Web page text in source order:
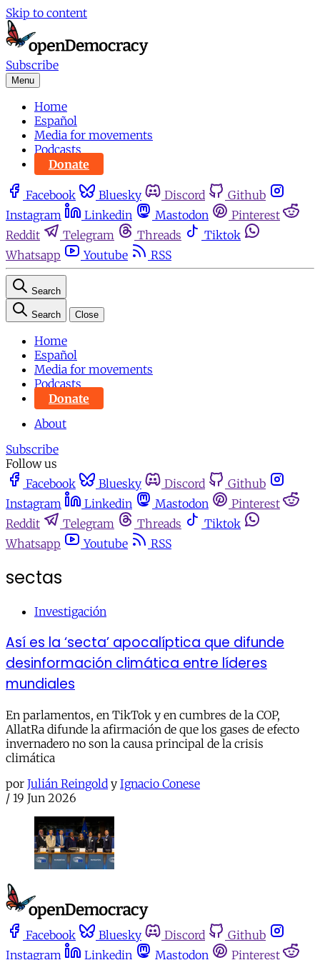
Skip to content
Subscribe
Menu
Home
Español
Media for movements
Podcasts
Donate
Facebook Bluesky Discord
Github
Instagram
Linkedin Mastodon
Pinterest
Reddit
Telegram Threads
Tiktok
Whatsapp
Youtube RSS
Search
Search Close
Home
Español
Media for movements
Podcasts
Donate
About
Subscribe
Follow us
Facebook
Bluesky Discord
Github
Instagram
Linkedin Mastodon
Pinterest
Reddit
Telegram Threads
Tiktok
Whatsapp
Youtube RSS
sectas
Investigación
Así es la ‘secta’ apocalíptica que difunde
desinformación climática entre líderes
mundiales
En parlamentos, en TikTok y en cumbres de la COP,
AllatRa difunde la afirmación de que los gases de efecto
invernadero no son la causa principal de la crisis
climática
por Julián Reingold y Ignacio Conese
/ 19 Jun 2026
Facebook Bluesky Discord
Github
Instagram
Linkedin Mastodon Pinterest